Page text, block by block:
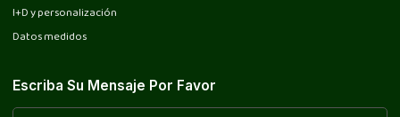
I+D y personalización
Datos medidos
Escriba Su Mensaje Por Favor